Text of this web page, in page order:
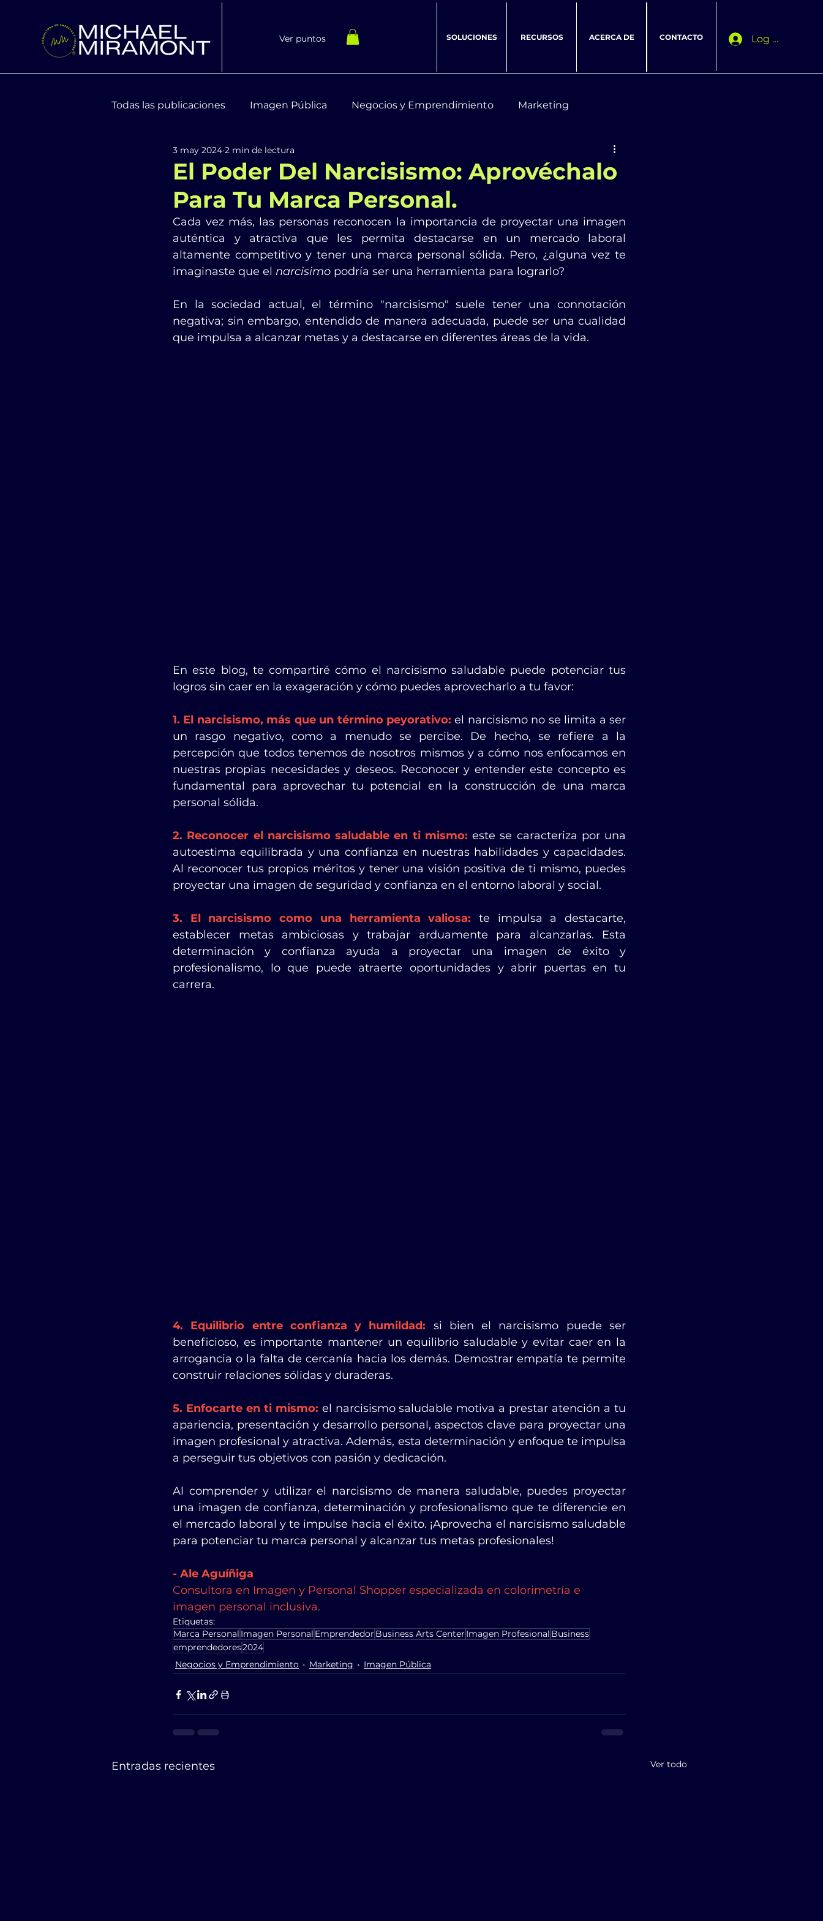
Ver puntos SOLUCIONES RECURSOS ACERCA DE CONTACTO Log In
Todas las publicaciones Imagen Pública Negocios y Emprendimiento Marketing
Moda y Tendencias Bienestar Integral
El Poder Del Narcisismo: Aprovéchalo
Para Tu Marca Personal.
3 may 2024 2 min de lectura
Cada vez más, las personas reconocen la importancia de proyectar una imagen
auténtica y atractiva que les permita destacarse en un mercado laboral
altamente competitivo y tener una marca personal sólida. Pero, ¿alguna vez te
imaginaste que el narcisimo podría ser una herramienta para lograrlo?
En la sociedad actual, el término "narcisismo" suele tener una connotación
negativa; sin embargo, entendido de manera adecuada, puede ser una cualidad
que impulsa a alcanzar metas y a destacarse en diferentes áreas de la vida.
En este blog, te compartiré cómo el narcisismo saludable puede potenciar tus
logros sin caer en la exageración y cómo puedes aprovecharlo a tu favor:
1. El narcisismo, más que un término peyorativo: el narcisismo no se limita a ser
un rasgo negativo, como a menudo se percibe. De hecho, se refiere a la
percepción que todos tenemos de nosotros mismos y a cómo nos enfocamos en
nuestras propias necesidades y deseos. Reconocer y entender este concepto es
fundamental para aprovechar tu potencial en la construcción de una marca
personal sólida.
2. Reconocer el narcisismo saludable en ti mismo: este se caracteriza por una
autoestima equilibrada y una confianza en nuestras habilidades y capacidades.
Al reconocer tus propios méritos y tener una visión positiva de ti mismo, puedes
proyectar una imagen de seguridad y confianza en el entorno laboral y social.
3. El narcisismo como una herramienta valiosa: te impulsa a destacarte,
establecer metas ambiciosas y trabajar arduamente para alcanzarlas. Esta
determinación y confianza ayuda a proyectar una imagen de éxito y
profesionalismo, lo que puede atraerte oportunidades y abrir puertas en tu
carrera.
4. Equilibrio entre confianza y humildad:
si bien el narcisismo puede ser
beneficioso, es importante mantener un equilibrio saludable y evitar caer en la
arrogancia o la falta de cercanía hacia los demás. Demostrar empatía te permite
construir relaciones sólidas y duraderas.
5. Enfocarte en ti mismo: el narcisismo saludable motiva a prestar atención a tu
apariencia, presentación y desarrollo personal, aspectos clave para proyectar una
imagen profesional y atractiva. Además, esta determinación y enfoque te impulsa
a perseguir tus objetivos con pasión y dedicación.
Al comprender y utilizar el narcisismo de manera saludable, puedes proyectar
una imagen de confianza, determinación y profesionalismo que te diferencie en
el mercado laboral y te impulse hacia el éxito. ¡Aprovecha el narcisismo saludable
para potenciar tu marca personal y alcanzar tus metas profesionales!
- Ale Aguíñiga
Consultora en Imagen y Personal Shopper especializada en colorimetría e
imagen personal inclusiva.
Etiquetas:
Marca Personal Imagen Personal Emprendedor Business Arts Center Imagen Profesional Business
emprendedores2024
Negocios y Emprendimiento
Marketing Imagen Pública
Entradas recientes Ver todo